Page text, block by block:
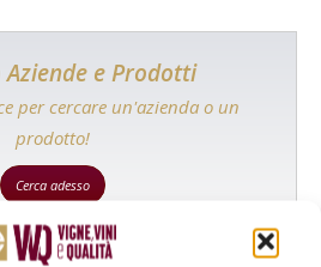
Aziende e Prodotti
per cercare un'azienda o un
prodotto!
Cerca adesso